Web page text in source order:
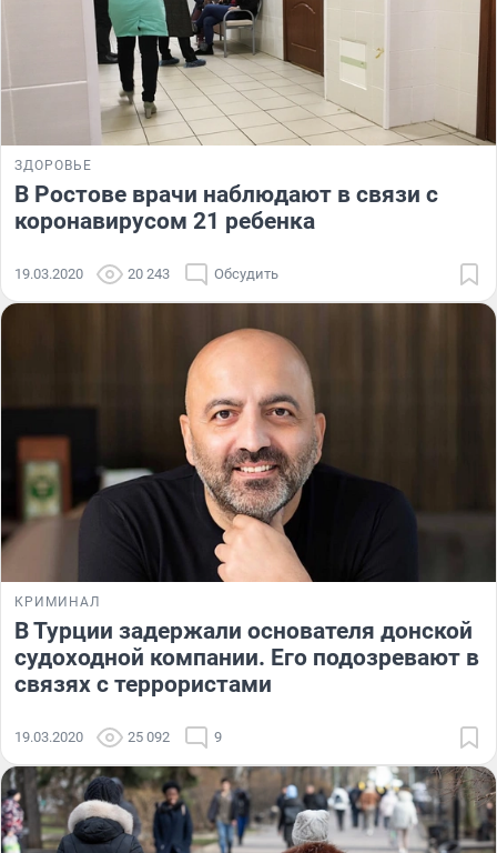
ЗДОРОВЬЕ
В Ростове врачи наблюдают в связи с
коронавирусом 21 ребенка
19.03.2020 20 243 Обсудить
КРИМИНАЛ
В Турции задержали основателя донской
судоходной компании. Его подозревают в
связях с террористами
19.03.2020 25 092 9